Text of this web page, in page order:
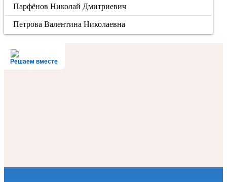
Парфёнов Николай Дмитриевич
Петрова Валентина Николаевна
Решаем вместе